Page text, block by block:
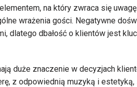
na który zwraca się
wrażenia gości. Negatywne
dlatego dbałość o klientów jest
duże znaczenie w decyzjach
z odpowiednią muzyką i